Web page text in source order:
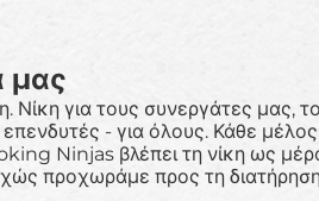
μας
Νίκη για τους συνεργάτες μας,
- για όλους. Κάθε
Ninjas βλέπει τη νίκη ως
προχωράμε προς τη